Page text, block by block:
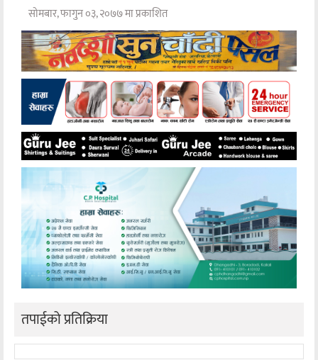
सोमबार, फागुन ०३, २०७७ मा प्रकाशित
तपाईको प्रतिक्रिया